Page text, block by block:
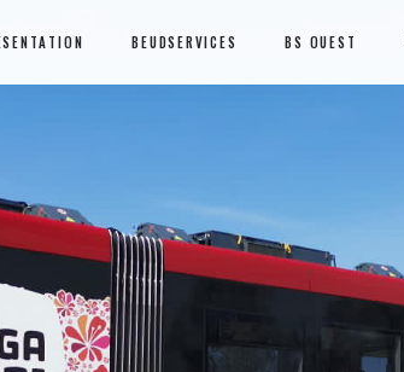
BEUDSERVICES BS OUEST